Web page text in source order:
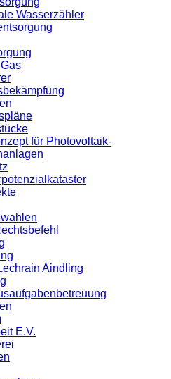
Wasserzähler
für Photovoltaik-
Aindling
E.V.